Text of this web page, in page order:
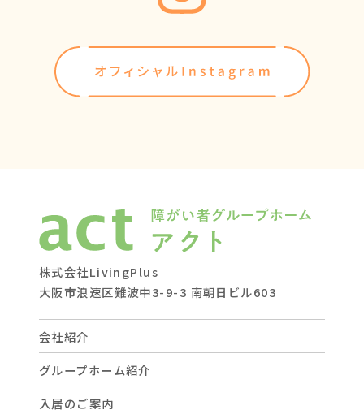
株式会社LivingPlus
大阪市浪速区難波中3-9-3 南朝日ビル603
会社紹介
グループホーム紹介
入居のご案内